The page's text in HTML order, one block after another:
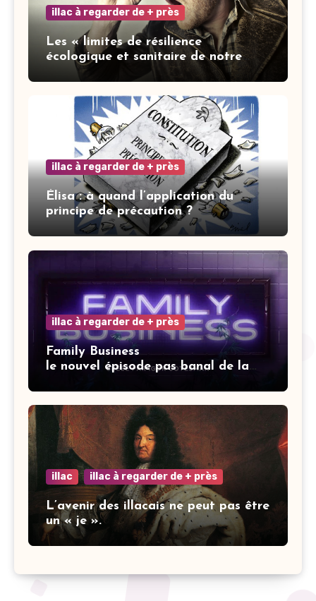
illac à regarder de + près
Les « limites de résilience
écologique et sanitaire de notre
ville » : les mots ne font pas la vertu
illac à regarder de + près
Élisa : à quand l’application du
principe de précaution ?
illac à regarder de + près
Family Business
le nouvel épisode pas banal de la
illac illac à regarder de + près
L’avenir des illacais ne peut pas être
un « je ».